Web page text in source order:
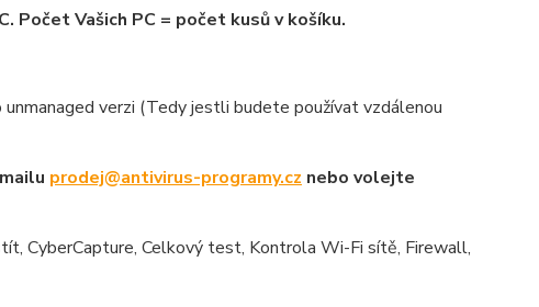
Počet Vašich PC = počet kusů v košíku.
verzi (Tedy jestli budete používat vzdálenou
prodej@antivirus-programy.cz nebo volejte
CyberCapture, Celkový test, Kontrola Wi-Fi sítě, Firewall,